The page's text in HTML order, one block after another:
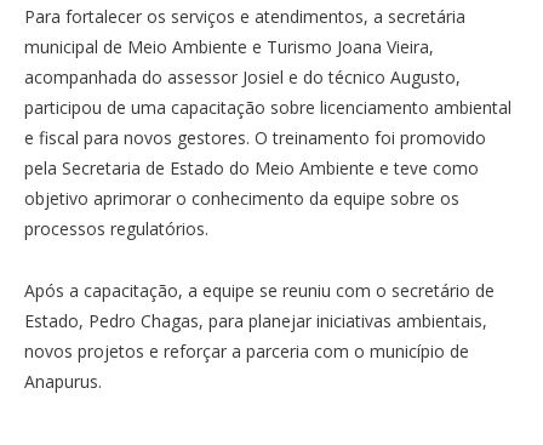
Para fortalecer os serviços e atendimentos, a secretária
municipal de Meio Ambiente e Turismo Joana Vieira,
acompanhada do assessor Josiel e do técnico Augusto,
participou de uma capacitação sobre licenciamento ambiental
e fiscal para novos gestores. O treinamento foi promovido
pela Secretaria de Estado do Meio Ambiente e teve como
objetivo aprimorar o conhecimento da equipe sobre os
processos regulatórios.
Após a capacitação, a equipe se reuniu com o secretário de
Estado, Pedro Chagas, para planejar iniciativas ambientais,
novos projetos e reforçar a parceria com o município de
Anapurus.